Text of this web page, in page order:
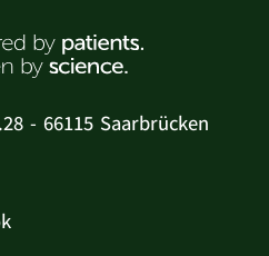
- 66115 Saarbrücken